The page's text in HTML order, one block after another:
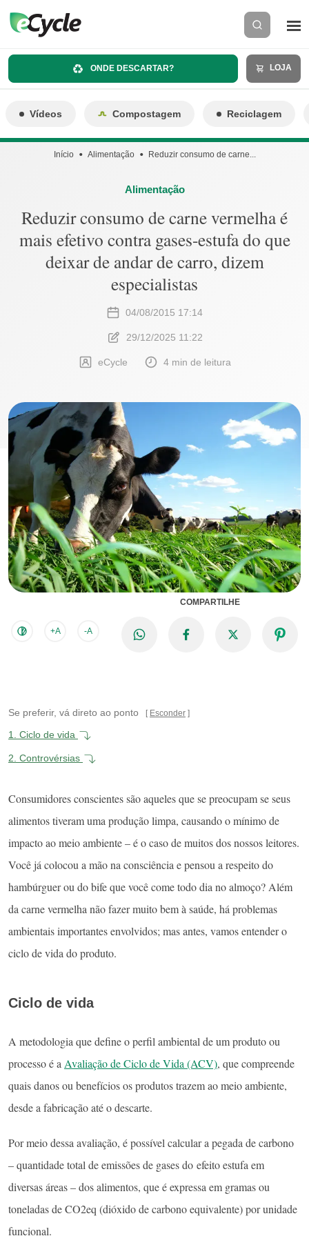
ONDE DESCARTAR? LOJA
Vídeos Compostagem Reciclagem
Início Alimentação Reduzir consumo de carne...
Alimentação
Reduzir consumo de carne vermelha é
mais efetivo contra gases-estufa do que
deixar de andar de carro, dizem
especialistas
04/08/2015 17:14
29/12/2025 11:22
eCycle 4 min de leitura
+A -A
COMPARTILHE
Se preferir, vá direto ao ponto Esconder
1. Ciclo de vida
2. Controvérsias
Consumidores conscientes são aqueles que se preocupam se seus
alimentos tiveram uma produção limpa, causando o mínimo de
impacto ao meio ambiente – é o caso de muitos dos nossos leitores.
Você já colocou a mão na consciência e pensou a respeito do
hambúrguer ou do bife que você come todo dia no almoço? Além
da carne vermelha não fazer muito bem à saúde, há problemas
ambientais importantes envolvidos; mas antes, vamos entender o
ciclo de vida do produto.
Ciclo de vida
A metodologia que define o perfil ambiental de um produto ou
processo é a Avaliação de Ciclo de Vida (ACV), que compreende
quais danos ou benefícios os produtos trazem ao meio ambiente,
desde a fabricação até o descarte.
Por meio dessa avaliação, é possível calcular a pegada de carbono
– quantidade total de emissões de gases do efeito estufa em
diversas áreas – dos alimentos, que é expressa em gramas ou
toneladas de CO2eq (dióxido de carbono equivalente) por unidade
funcional.